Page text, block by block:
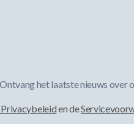
Ontvang het laatste nieuws over
en de